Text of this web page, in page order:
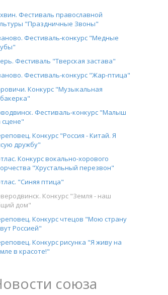
Фестиваль православной
"Праздничные Звоны"
Фестиваль-конкурс "Медные
Фестиваль "Тверская застава"
Фестиваль-конкурс "Жар-птица"
Конкурс "Музыкальная
Фестиваль-конкурс "Малыш
сцене"
Конкурс "Россия - Китай. Я
дружбу"
Конкурс вокально-хорового
"Хрустальный перезвон"
"Синяя птица"
Конкурс "Земля - наш
дом"
Конкурс чтецов "Мою страну
Россией"
Конкурс рисунка "Я живу на
в красоте!"
союза